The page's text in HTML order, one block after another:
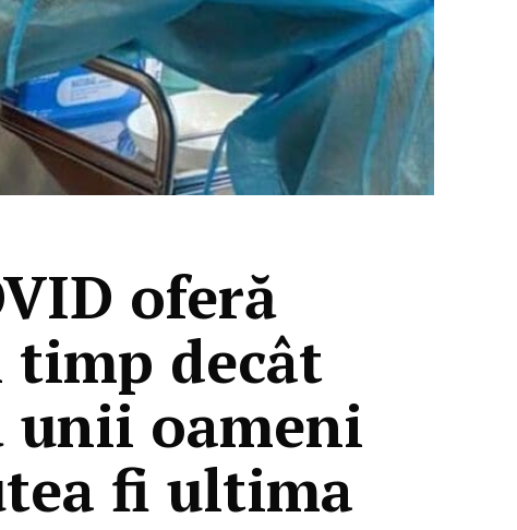
oferă
decât
unii oameni
fi ultima